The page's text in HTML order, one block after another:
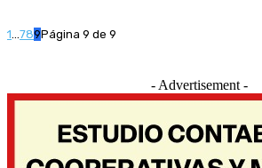
1 789Página 9 de 9
- Advertisement -